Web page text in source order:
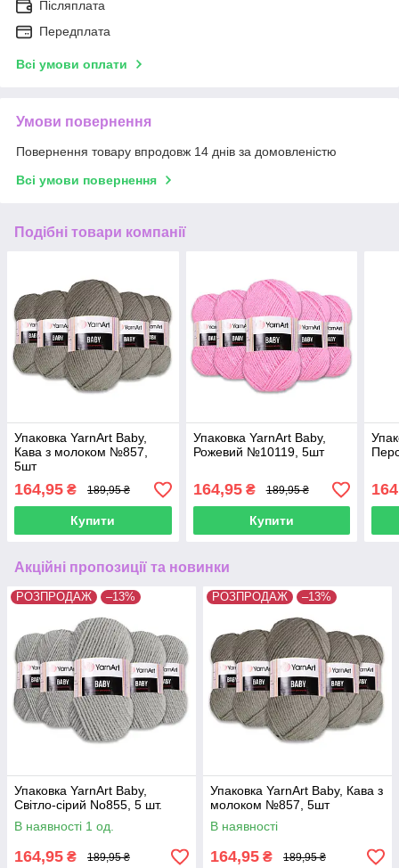
Післяплата
Передплата
Всі умови оплати
Умови повернення
Повернення товару впродовж 14 днів за домовленістю
Всі умови повернення
Подібні товари компанії
Упаковка YarnArt Baby,
Кава з молоком №857,
5шт
164,95 ₴ 189,95 ₴
Купити
Упаковка YarnArt Baby,
Рожевий №10119, 5шт
164,95₴ 189,95 ₴
Купити
Акційні пропозиції та новинки
РОЗПРОДАЖ –13%
Упаковка YarnArt Baby,
Світло-сірий No855, 5 шт.
В наявності 1 од.
164,95 ₴ 189,95 ₴
РОЗПРОДАЖ –13%
Упаковка YarnArt Baby, Кава з
молоком №857, 5шт
В наявності
164,95 ₴ 189,95 ₴